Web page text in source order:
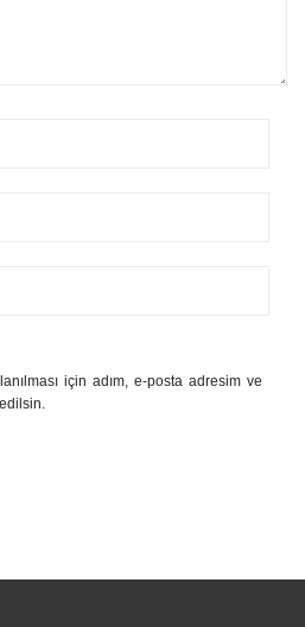
için adım, e-posta adresim ve